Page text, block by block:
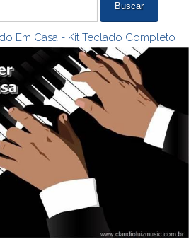
Em Casa - Kit Teclado Completo